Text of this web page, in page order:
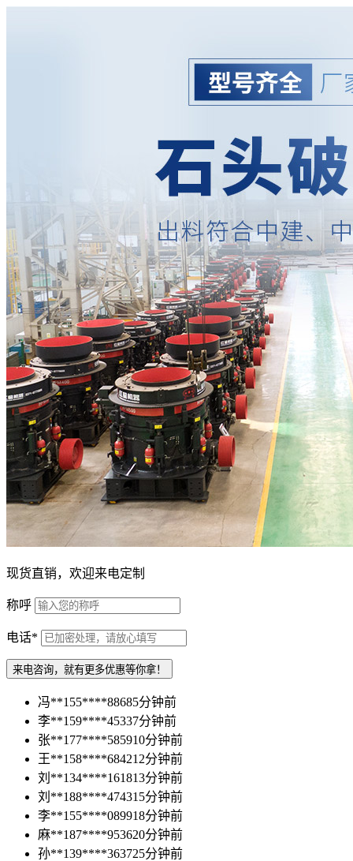
现货直销，欢迎来电定制
称呼
电话*
来电咨询，就有更多优惠等你拿！
冯**155****88685分钟前
李**159****45337分钟前
张**177****585910分钟前
王**158****684212分钟前
刘**134****161813分钟前
刘**188****474315分钟前
李**155****089918分钟前
麻**187****953620分钟前
孙**139****363725分钟前